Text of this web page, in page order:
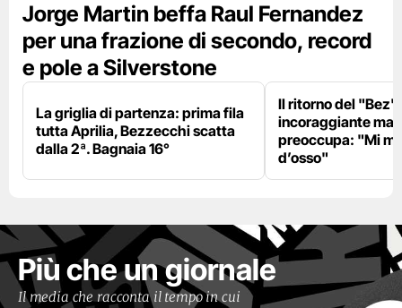
Jorge Martin beffa Raul Fernandez
per una frazione di secondo, record
e pole a Silverstone
La griglia di partenza: prima fila
tutta Aprilia, Bezzecchi scatta
dalla 2ª. Bagnaia 16°
Il ritorno del "Bez"
incoraggiante ma
preoccupa: "Mi
d’osso"
Più che un giornale
Il media che racconta il tempo in cui